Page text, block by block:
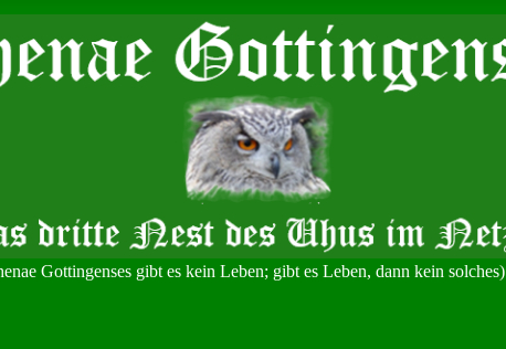
Gottingenses gibt es kein Leben; gibt es Leben, dann kein solches)